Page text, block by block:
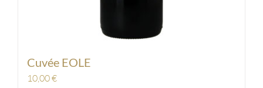
Cuvée EOLE
10,00€